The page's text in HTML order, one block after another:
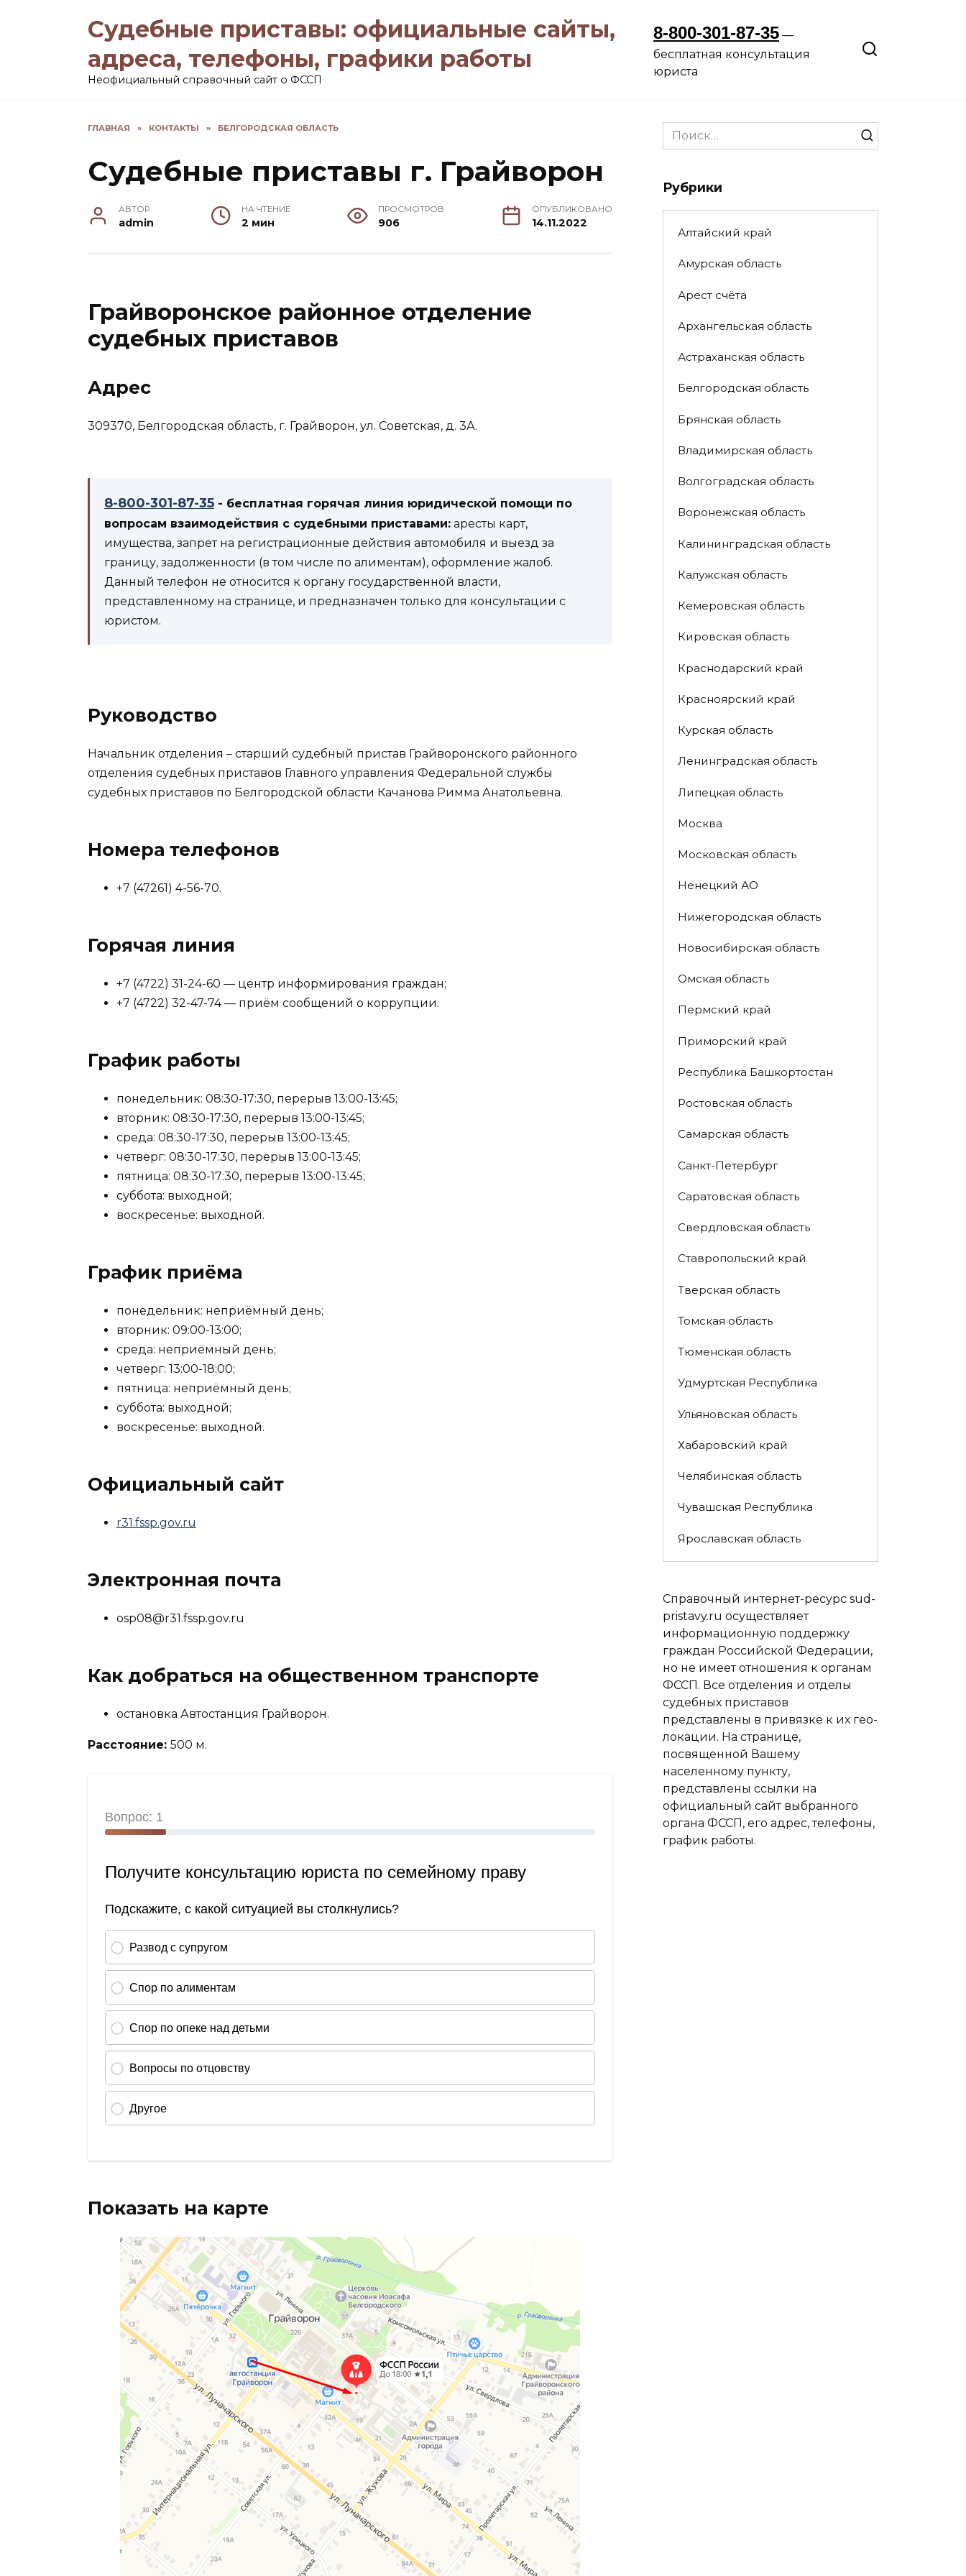
Судебные приставы: официальные сайты,
адреса, телефоны, графики работы
Неофициальный справочный сайт о ФССП
8-800-301-87-35 —
бесплатная консультация
юриста
ГЛАВНАЯ » КОНТАКТЫ » БЕЛГОРОДСКАЯ ОБЛАСТЬ
Судебные приставы г. Грайворон
АВТОР
admin
НА ЧТЕНИЕ
2 мин
ПРОСМОТРОВ
906
ОПУБЛИКОВАНО
14.11.2022
Грайворонское районное отделение
судебных приставов
Адрес
309370, Белгородская область, г. Грайворон, ул. Советская, д. 3А.
8-800-301-87-35 - бесплатная горячая линия юридической помощи по
вопросам взаимодействия с судебными приставами: аресты карт,
имущества, запрет на регистрационные действия автомобиля и выезд за
границу, задолженности (в том числе по алиментам), оформление жалоб.
Данный телефон не относится к органу государственной власти,
представленному на странице, и предназначен только для консультации с
юристом.
Руководство
Начальник отделения – старший судебный пристав Грайворонского районного
отделения судебных приставов Главного управления Федеральной службы
судебных приставов по Белгородской области Качанова Римма Анатольевна.
Номера телефонов
+7 (47261) 4-56-70.
Горячая линия
+7 (4722) 31-24-60 — центр информирования граждан;
+7 (4722) 32-47-74 — приём сообщений о коррупции.
График работы
понедельник: 08:30-17:30, перерыв 13:00-13:45;
вторник: 08:30-17:30, перерыв 13:00-13:45;
среда: 08:30-17:30, перерыв 13:00-13:45;
четверг: 08:30-17:30, перерыв 13:00-13:45;
пятница: 08:30-17:30, перерыв 13:00-13:45;
суббота: выходной;
воскресенье: выходной.
График приёма
понедельник: неприёмный день;
вторник: 09:00-13:00;
среда: неприёмный день;
четверг: 13:00-18:00;
пятница: неприёмный день;
суббота: выходной;
воскресенье: выходной.
Официальный сайт
r31.fssp.gov.ru
Электронная почта
osp08@r31.fssp.gov.ru
Как добраться на общественном транспорте
остановка Автостанция Грайворон.
Расстояние: 500 м.
Показать на карте
Search
for:
Рубрики
Алтайский край
Амурская область
Арест счёта
Архангельская область
Астраханская область
Белгородская область
Брянская область
Владимирская область
Волгоградская область
Воронежская область
Калининградская область
Калужская область
Кемеровская область
Кировская область
Краснодарский край
Красноярский край
Курская область
Ленинградская область
Липецкая область
Москва
Московская область
Ненецкий АО
Нижегородская область
Новосибирская область
Омская область
Пермский край
Приморский край
Республика Башкортостан
Ростовская область
Самарская область
Санкт-Петербург
Саратовская область
Свердловская область
Ставропольский край
Тверская область
Томская область
Тюменская область
Удмуртская Республика
Ульяновская область
Хабаровский край
Челябинская область
Чувашская Республика
Ярославская область
Справочный интернет-ресурс sud-
pristavy.ru осуществляет
информационную поддержку
граждан Российской Федерации,
но не имеет отношения к органам
ФССП. Все отделения и отделы
судебных приставов
представлены в привязке к их гео-
локации. На странице,
посвященной Вашему
населенному пункту,
представлены ссылки на
официальный сайт выбранного
органа ФССП, его адрес, телефоны,
график работы.